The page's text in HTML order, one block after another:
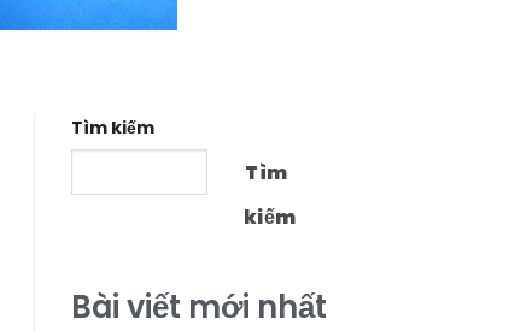
Tìm kiếm
Tìm
kiếm
Bài viết mới nhất